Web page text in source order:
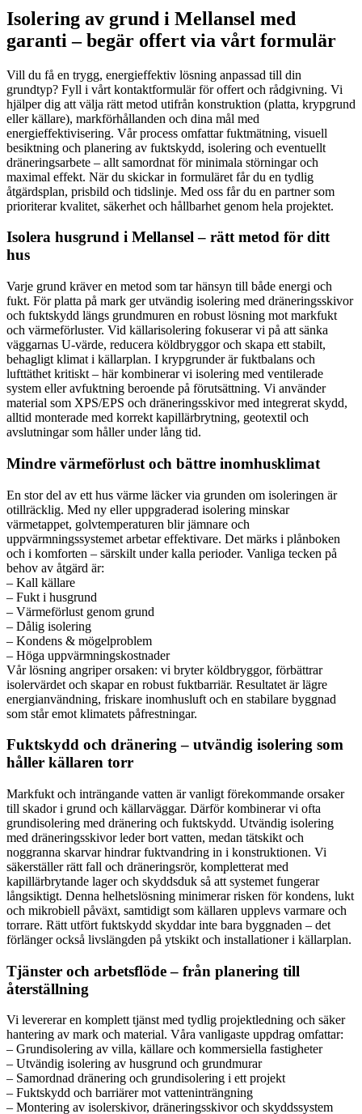
Isolering av grund i Mellansel med
garanti – begär offert via vårt formulär
Vill du få en trygg, energieffektiv lösning anpassad till din
grundtyp? Fyll i vårt kontaktformulär för offert och rådgivning. Vi
hjälper dig att välja rätt metod utifrån konstruktion (platta, krypgrund
eller källare), markförhållanden och dina mål med
energieffektivisering. Vår process omfattar fuktmätning, visuell
besiktning och planering av fuktskydd, isolering och eventuellt
dräneringsarbete – allt samordnat för minimala störningar och
maximal effekt. När du skickar in formuläret får du en tydlig
åtgärdsplan, prisbild och tidslinje. Med oss får du en partner som
prioriterar kvalitet, säkerhet och hållbarhet genom hela projektet.
Isolera husgrund i Mellansel – rätt metod för ditt
hus
Varje grund kräver en metod som tar hänsyn till både energi och
fukt. För platta på mark ger utvändig isolering med dräneringsskivor
och fuktskydd längs grundmuren en robust lösning mot markfukt
och värmeförluster. Vid källarisolering fokuserar vi på att sänka
väggarnas U-värde, reducera köldbryggor och skapa ett stabilt,
behagligt klimat i källarplan. I krypgrunder är fuktbalans och
lufttäthet kritiskt – här kombinerar vi isolering med ventilerade
system eller avfuktning beroende på förutsättning. Vi använder
material som XPS/EPS och dräneringsskivor med integrerat skydd,
alltid monterade med korrekt kapillärbrytning, geotextil och
avslutningar som håller under lång tid.
Mindre värmeförlust och bättre inomhusklimat
En stor del av ett hus värme läcker via grunden om isoleringen är
otillräcklig. Med ny eller uppgraderad isolering minskar
värmetappet, golvtemperaturen blir jämnare och
uppvärmningssystemet arbetar effektivare. Det märks i plånboken
och i komforten – särskilt under kalla perioder. Vanliga tecken på
behov av åtgärd är:
– Kall källare
– Fukt i husgrund
– Värmeförlust genom grund
– Dålig isolering
– Kondens & mögelproblem
– Höga uppvärmningskostnader
Vår lösning angriper orsaken: vi bryter köldbryggor, förbättrar
isolervärdet och skapar en robust fuktbarriär. Resultatet är lägre
energianvändning, friskare inomhusluft och en stabilare byggnad
som står emot klimatets påfrestningar.
Fuktskydd och dränering – utvändig isolering som
håller källaren torr
Markfukt och inträngande vatten är vanligt förekommande orsaker
till skador i grund och källarväggar. Därför kombinerar vi ofta
grundisolering med dränering och fuktskydd. Utvändig isolering
med dräneringsskivor leder bort vatten, medan tätskikt och
noggranna skarvar hindrar fuktvandring in i konstruktionen. Vi
säkerställer rätt fall och dräneringsrör, kompletterat med
kapillärbrytande lager och skyddsduk så att systemet fungerar
långsiktigt. Denna helhetslösning minimerar risken för kondens, lukt
och mikrobiell påväxt, samtidigt som källaren upplevs varmare och
torrare. Rätt utfört fuktskydd skyddar inte bara byggnaden – det
förlänger också livslängden på ytskikt och installationer i källarplan.
Tjänster och arbetsflöde – från planering till
återställning
Vi levererar en komplett tjänst med tydlig projektledning och säker
hantering av mark och material. Våra vanligaste uppdrag omfattar:
– Grundisolering av villa, källare och kommersiella fastigheter
– Utvändig isolering av husgrund och grundmurar
– Samordnad dränering och grundisolering i ett projekt
– Fuktskydd och barriärer mot vatteninträngning
– Montering av isolerskivor, dräneringsskivor och skyddssystem